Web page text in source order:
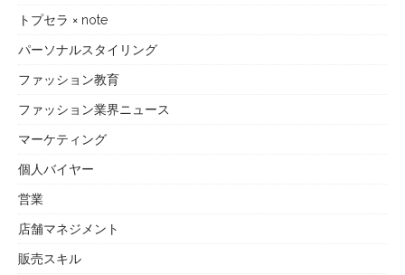
トプセラ × note
パーソナルスタイリング
ファッション教育
ファッション業界ニュース
マーケティング
個人バイヤー
営業
店舗マネジメント
販売スキル